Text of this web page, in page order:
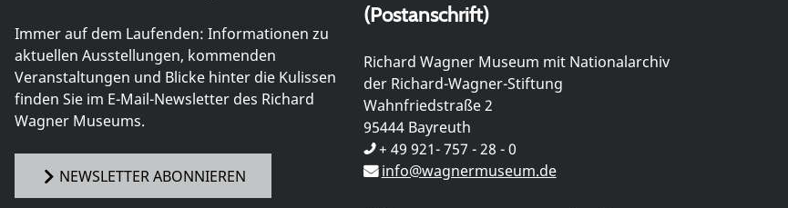
Immer auf dem Laufenden: Informationen zu
aktuellen Ausstellungen, kommenden
Veranstaltungen und Blicke hinter die Kulissen
finden Sie im E-Mail-Newsletter des Richard
Wagner Museums.
NEWSLETTER ABONNIEREN
(Postanschrift)
Richard Wagner Museum mit Nationalarchiv
der Richard-Wagner-Stiftung
Wahnfriedstraße 2
95444 Bayreuth
+ 49 921- 757 - 28 - 0
info@wagnermuseum.de